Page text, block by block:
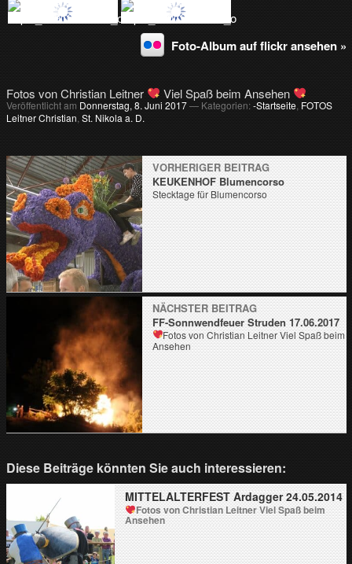
Foto-Album auf flickr ansehen »
Fotos von Christian Leitner Viel Spaß beim Ansehen
Veröffentlicht am Donnerstag, 8. Juni 2017— Kategorien:-Startseite, FOTOS
Leitner Christian, St. Nikola a. D.
VORHERIGER BEITRAG
KEUKENHOF Blumencorso
Stecktage für Blumencorso
NÄCHSTER BEITRAG
FF-Sonnwendfeuer Struden 17.06.2017
Fotos von Christian LeitnerViel Spaß beim
Ansehen
Diese Beiträge könnten Sie auch interessieren:
MITTELALTERFEST Ardagger 24.05.2014
Fotos von Christian LeitnerViel Spaß beim
Ansehen